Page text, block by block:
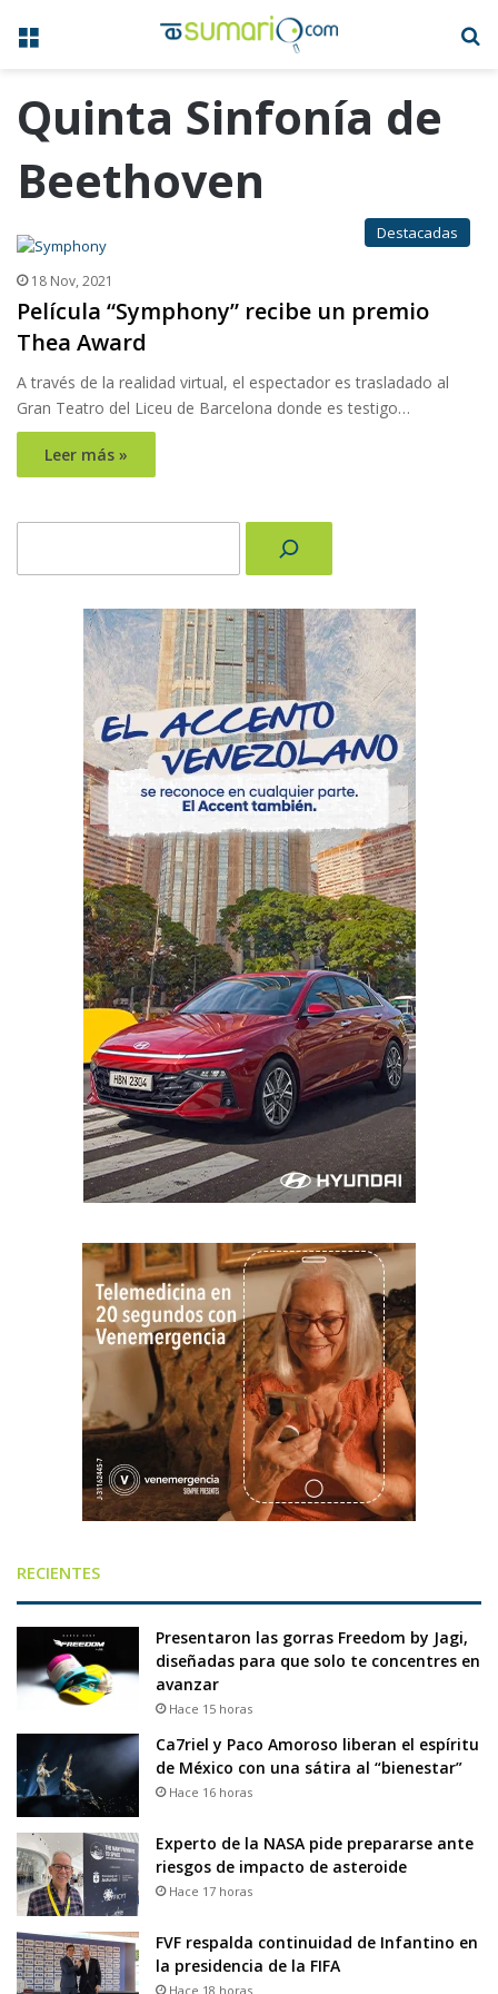
Menú
Quinta Sinfonía de
Beethoven
Destacadas
18 Nov, 2021
Película “Symphony” recibe un premio
Thea Award
A través de la realidad virtual, el espectador es trasladado al
Gran Teatro del Liceu de Barcelona donde es testigo…
Leer más »
RECIENTES
Presentaron las gorras Freedom by Jagi,
diseñadas para que solo te concentres en
avanzar
Hace 15 horas
Ca7riel y Paco Amoroso liberan el espíritu
de México con una sátira al “bienestar”
Hace 16 horas
Experto de la NASA pide prepararse ante
riesgos de impacto de asteroide
Hace 17 horas
FVF respalda continuidad de Infantino en
la presidencia de la FIFA
Hace 18 horas